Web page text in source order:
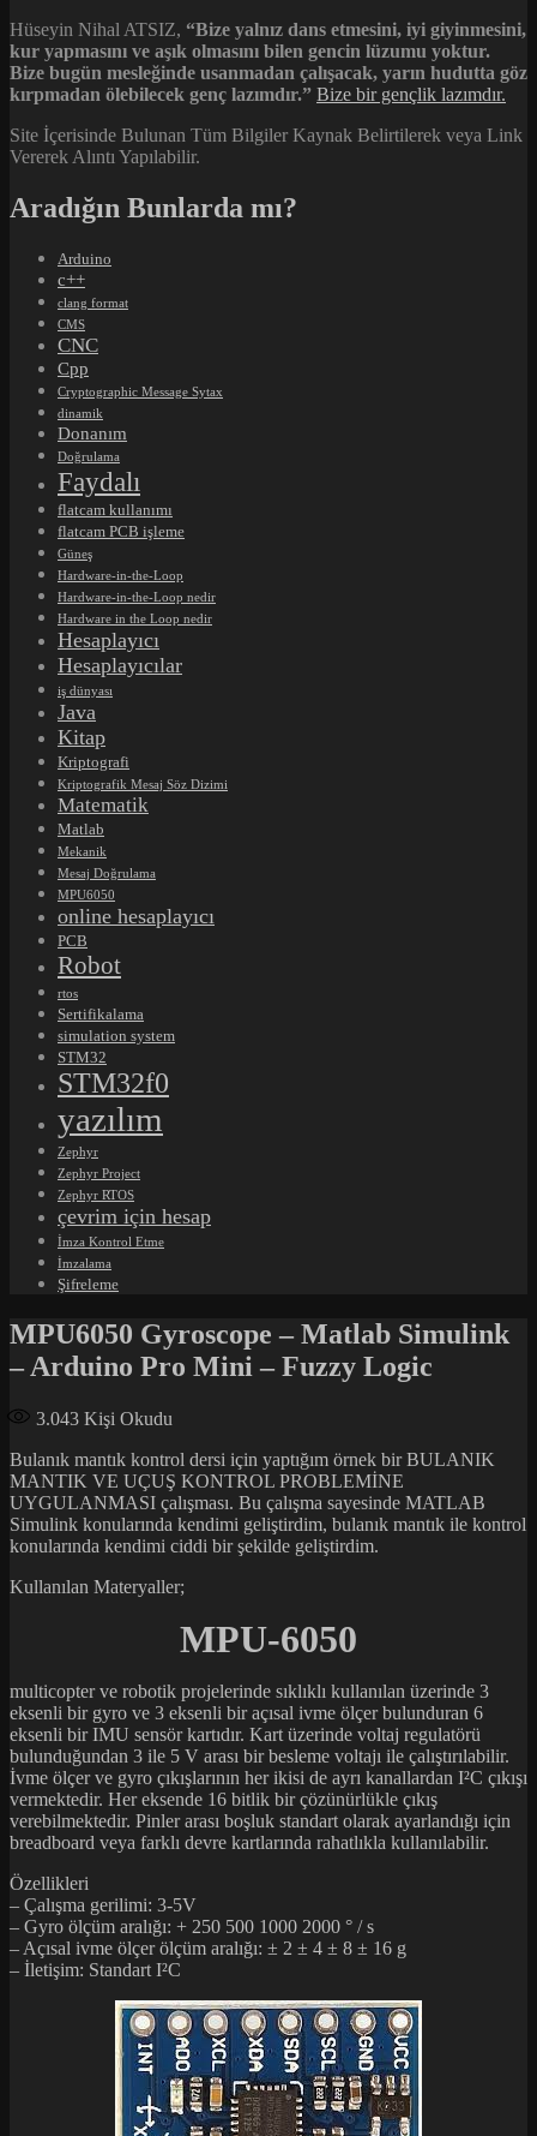
Hüseyin Nihal ATSIZ, “Bize yalnız dans etmesini, iyi giyinmesini,
kur yapmasını ve aşık olmasını bilen gencin lüzumu yoktur.
Bize bugün mesleğinde usanmadan çalışacak, yarın hudutta göz
kırpmadan ölebilecek genç lazımdır.” Bize bir gençlik lazımdır.
Site İçerisinde Bulunan Tüm Bilgiler Kaynak Belirtilerek veya Link
Vererek Alıntı Yapılabilir.
Aradığın Bunlarda mı?
Arduino
c++
clang format
CMS
CNC
Cpp
Cryptographic Message Sytax
dinamik
Donanım
Doğrulama
Faydalı
flatcam kullanımı
flatcam PCB işleme
Güneş
Hardware-in-the-Loop
Hardware-in-the-Loop nedir
Hardware in the Loop nedir
Hesaplayıcı
Hesaplayıcılar
iş dünyası
Java
Kitap
Kriptografi
Kriptografik Mesaj Söz Dizimi
Matematik
Matlab
Mekanik
Mesaj Doğrulama
MPU6050
online hesaplayıcı
PCB
Robot
rtos
Sertifikalama
simulation system
STM32
STM32f0
yazılım
Zephyr
Zephyr Project
Zephyr RTOS
çevrim için hesap
İmza Kontrol Etme
İmzalama
Şifreleme
MPU6050 Gyroscope – Matlab Simulink
– Arduino Pro Mini – Fuzzy Logic
3.043 Kişi Okudu
Bulanık mantık kontrol dersi için yaptığım örnek bir BULANIK
MANTIK VE UÇUŞ KONTROL PROBLEMİNE
UYGULANMASI çalışması. Bu çalışma sayesinde MATLAB
Simulink konularında kendimi geliştirdim, bulanık mantık ile kontrol
konularında kendimi ciddi bir şekilde geliştirdim.
Kullanılan Materyaller;
MPU-6050
multicopter ve robotik projelerinde sıklıklı kullanılan üzerinde 3
eksenli bir gyro ve 3 eksenli bir açısal ivme ölçer bulunduran 6
eksenli bir IMU sensör kartıdır. Kart üzerinde voltaj regulatörü
bulunduğundan 3 ile 5 V arası bir besleme voltajı ile çalıştırılabilir.
İvme ölçer ve gyro çıkışlarının her ikisi de ayrı kanallardan I²C çıkışı
vermektedir. Her eksende 16 bitlik bir çözünürlükle çıkış
verebilmektedir. Pinler arası boşluk standart olarak ayarlandığı için
breadboard veya farklı devre kartlarında rahatlıkla kullanılabilir.
Özellikleri
– Çalışma gerilimi: 3-5V
– Gyro ölçüm aralığı: + 250 500 1000 2000 ° / s
– Açısal ivme ölçer ölçüm aralığı: ± 2 ± 4 ± 8 ± 16 g
– İletişim: Standart I²C